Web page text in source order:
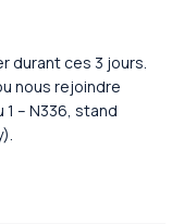
durant ces 3 jours.
nous rejoindre
– N336, stand